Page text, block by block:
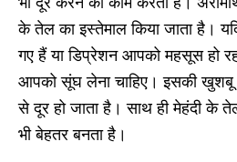
के तेल का इस्तेमाल किया जाता है।
गए हैं या डिप्रेशन आपको महसूस हो
आपको सूंघ लेना चाहिए। इसकी खुशबू
से दूर हो जाता है। साथ ही मेहंदी
भी बेहतर बनता है।